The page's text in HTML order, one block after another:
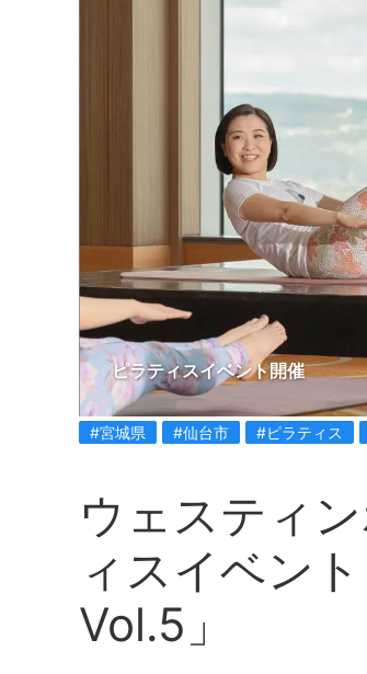
ピラティスイベント開催
#宮城県 #仙台市 #ピラティス
ウェスティ
ィスイベン
Vol.5」